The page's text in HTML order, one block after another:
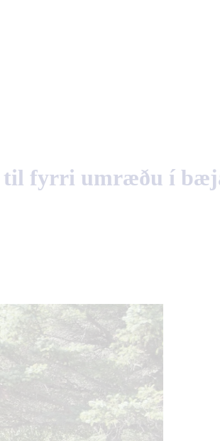
til fyrri umræðu í